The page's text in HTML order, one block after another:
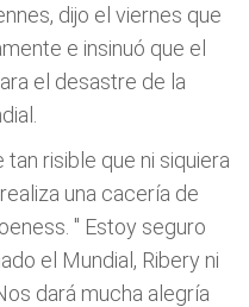
dijo el viernes que
e insinuó que el
el desastre de la
risible que ni siquiera
una cacería de
" Estoy seguro
el Mundial, Ribery ni
dará mucha alegría